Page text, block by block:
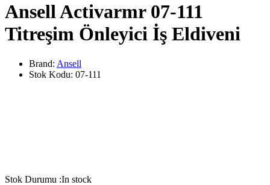
Ansell Activarmr 07-111
Titreşim Önleyici İş Eldiveni
Brand: Ansell
Stok Kodu: 07-111
Stok Durumu :In stock